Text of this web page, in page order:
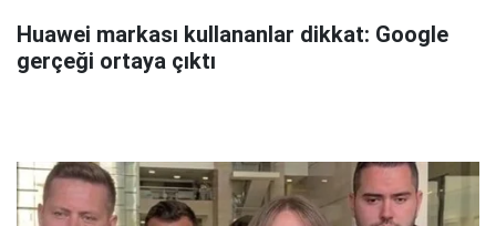
Huawei markası kullananlar dikkat: Google
gerçeği ortaya çıktı